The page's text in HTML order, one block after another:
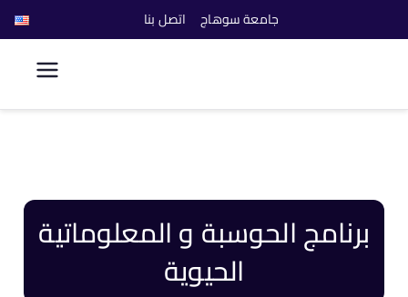
جامعة سوهاج اتصل بنا
كلية الحاسبات والذكاء
برنامج الحوسبة و المعلوماتية
الحيوية